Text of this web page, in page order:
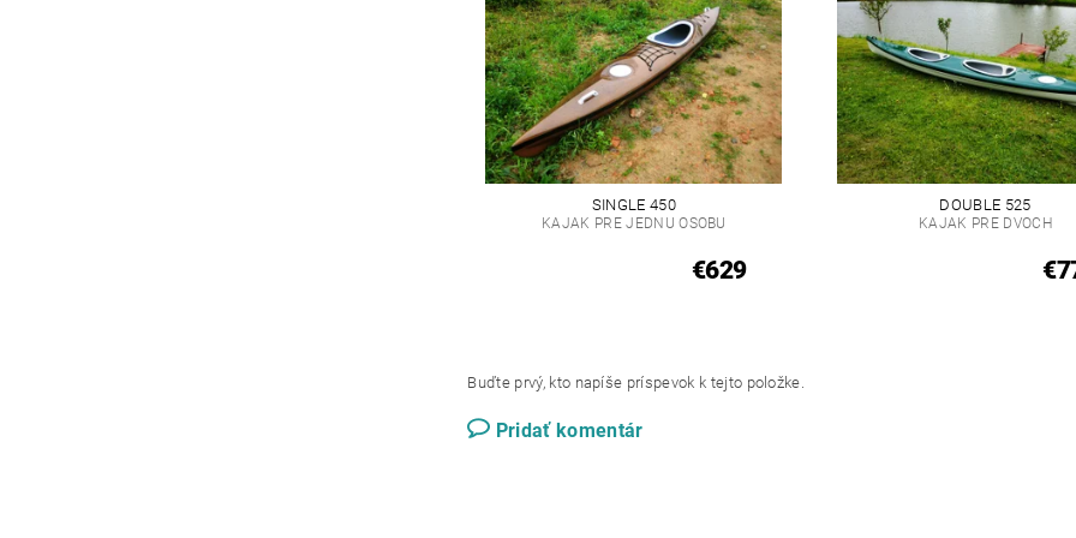
SINGLE 450
KAJAK PRE JEDNU OSOBU
€629
DOUBLE 525
KAJAK PRE DVOCH
Buďte prvý, kto napíše príspevok k tejto položke.
Pridať komentár